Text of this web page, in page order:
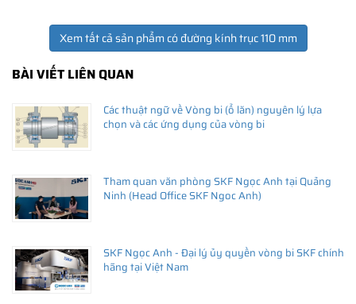
Xem tất cả sản phẩm có đường kính trục 110 mm
BÀI VIẾT LIÊN QUAN
Các thuật ngữ về Vòng bi (ổ lăn) nguyên lý lựa
chọn và các ứng dụng của vòng bi
Tham quan văn phòng SKF Ngọc Anh tại Quảng
Ninh (Head Office SKF Ngoc Anh)
SKF Ngọc Anh - Đại lý ủy quyền vòng bi SKF chính
hãng tại Việt Nam